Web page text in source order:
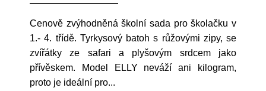
Cenově zvýhodněná školní sada pro školačku v
1.- 4. třídě. Tyrkysový batoh s růžovými zipy, se
zvířátky ze safari a plyšovým srdcem jako
přívěskem. Model ELLY neváží ani kilogram,
proto je ideální pro...